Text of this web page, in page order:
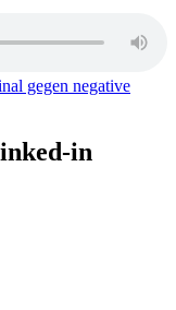
gegen negative
in